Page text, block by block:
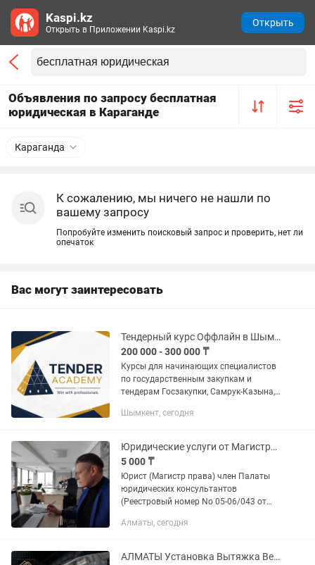
Объявления по запросу бесплатная
юридическая в Караганде
Караганда
К сожалению, мы ничего не нашли по
вашему запросу
Попробуйте изменить поисковый запрос и проверить, нет ли
опечаток
Вас могут заинтересовать
Тендерный курс Оффлайн в Шымкенте
200 000 - 300 000 ₸
Курсы для начинающих специалистов
по государственным закупкам и
тендерам Госзакупки, Самрук-Казына,
на Самрук Казына В процессе
будут...
Шымкент, сегодня
Юридические услуги от Магистра права в Алматы
5 000 ₸
Юрист (Магистр права) член Палаты
юридических консультантов
(Реестровый номер No 05-06/043 от
много выигрышных дел!! Законы и
Алматы, сегодня
АЛМАТЫ Установка Вытяжка Вентиляция Кондиционирование Вытяжной Зонт
Kaspi.kz
Открыть в Приложении Kaspi.kz
Открыть